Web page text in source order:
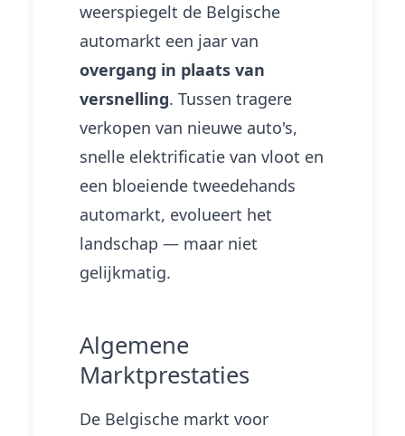
weerspiegelt de Belgische
automarkt een jaar van
overgang in plaats van
versnelling. Tussen tragere
verkopen van nieuwe auto's,
snelle elektrificatie van vloot en
een bloeiende tweedehands
automarkt, evolueert het
landschap — maar niet
gelijkmatig.
Algemene
Marktprestaties
De Belgische markt voor